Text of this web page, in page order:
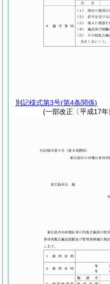
別記様式第3号(第4条関係)
(一部改正〔平成17